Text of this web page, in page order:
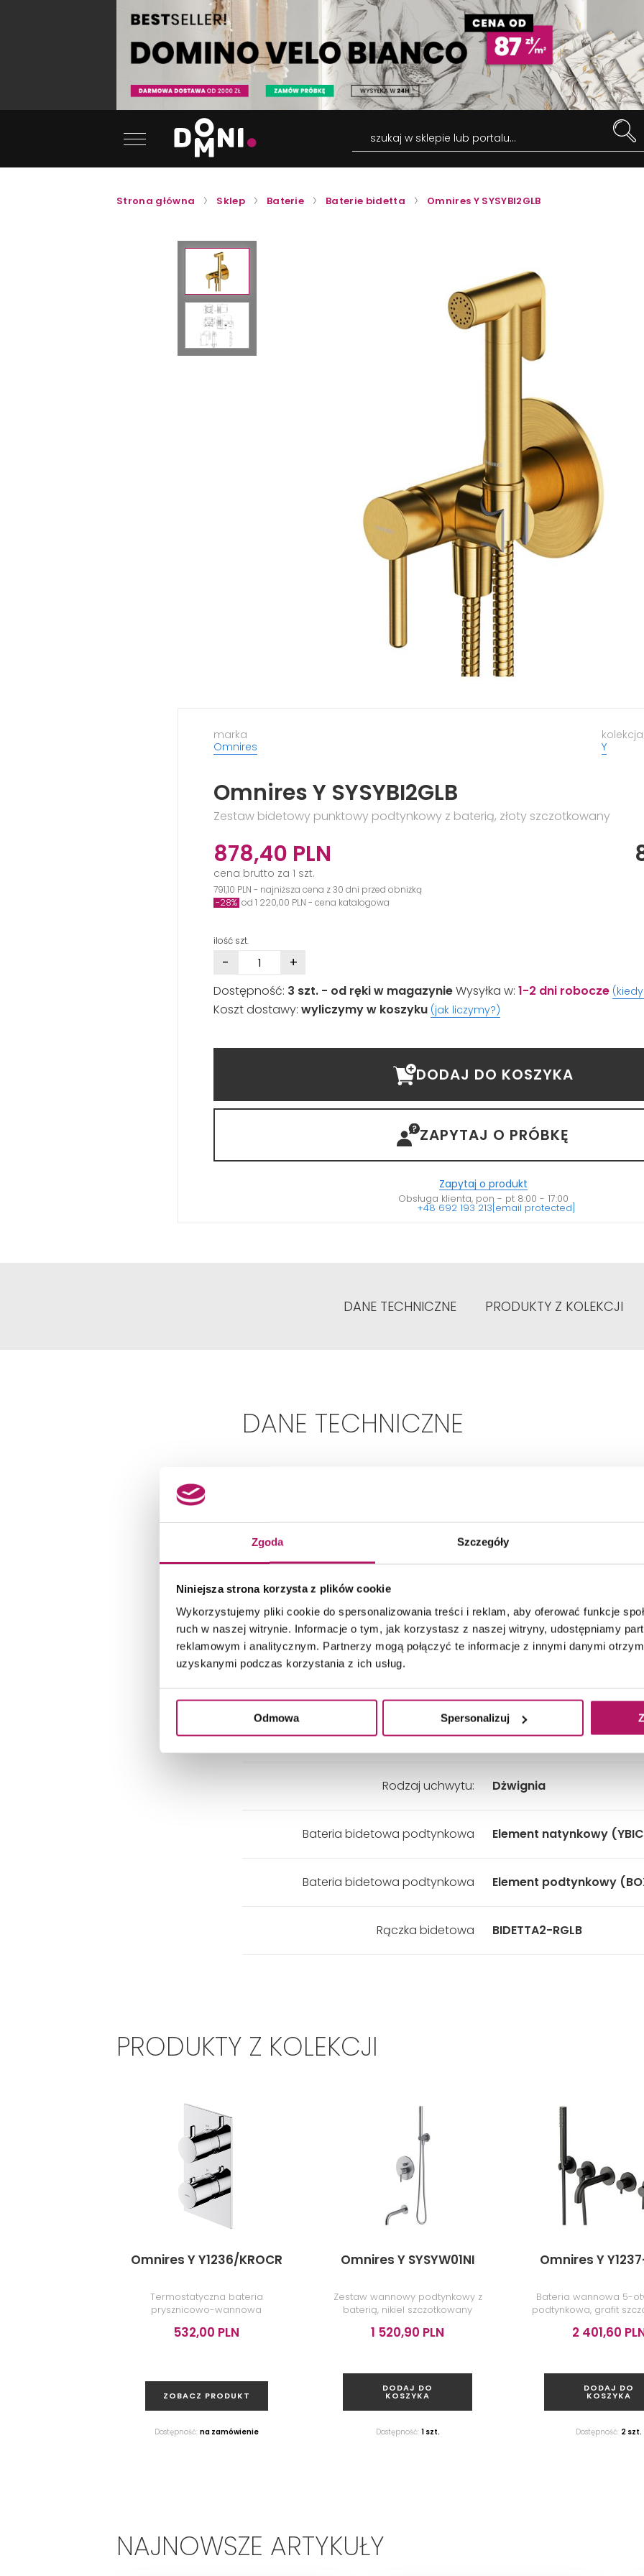
Zgoda Szczegóły
Niniejsza strona korzysta z plików cookie
Wykorzystujemy pliki cookie do spersonalizowania treści i reklam, aby oferować funkcje
ruch w naszej witrynie. Informacje o tym, jak korzystasz z naszej witryny, udostępniamy
reklamowym i analitycznym. Partnerzy mogą połączyć te informacje z innymi danymi
uzyskanymi podczas korzystania z ich usług.
Odmowa Spersonalizuj
szukaj w sklepie lub portalu...
Strona główna Sklep Baterie Baterie bidetta Omnires Y SYSYBI2GLB
marka
Omnires
kolekcja
Y
Omnires Y SYSYBI2GLB
Zestaw bidetowy punktowy podtynkowy z baterią, złoty szczotkowany
878,40 PLN
cena brutto za 1 szt.
791,10 PLN - najniższa cena z 30 dni przed obniżką
-28% od 1 220,00 PLN - cena katalogowa
ilość szt.
- +
Dostępność: 3 szt. - od ręki w magazynieWysyłka w: 1-2 dni robocze
Koszt dostawy: wyliczymy w koszyku (jak liczymy?)
DODAJ DO KOSZYKA
ZAPYTAJ O PRÓBKĘ
Zapytaj o produkt
Obsługa klienta, pon - pt 8:00 - 17:00
+48 692 193 213[email protected]
DANE TECHNICZNE PRODUKTY Z KOLEKCJI
DANE TECHNICZNE
Typ: Jednouchwytowa
Długość węża: 1250 mm
Kolor: Złoty
Rodzaj wylewki: Z bidettą
Rodzaj uchwytu: Dżwignia
Bateria bidetowa podtynkowa Element natynkowy
Bateria bidetowa podtynkowa Element podtynkowy
Rączka bidetowa BIDETTA2-RGLB
PRODUKTY Z KOLEKCJI
Omnires Y Y1236/KROCR
Termostatyczna bateria
prysznicowo-wannowa
chrom połysk
532,00 PLN
ZOBACZ PRODUKT
Dostępność: na zamówienie
Omnires Y SYSYW01NI
Zestaw wannowy podtynkowy z
baterią, nikiel szczotkowany
1 520,90 PLN
DODAJ DO
KOSZYKA
Dostępność: 1 szt.
Omnires Y
Bateria wannowa 5-
podtynkowa, grafit
2 401,60
DODAJ DO
KOSZYKA
Dostępność: 2 szt.
NAJNOWSZE ARTYKUŁY